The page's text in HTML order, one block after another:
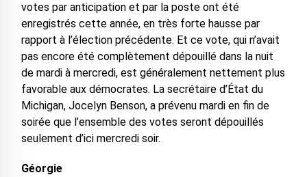
votes par anticipation et par la poste ont été
enregistrés cette année, en très forte hausse par
rapport à l’élection précédente. Et ce vote, qui n’avait
pas encore été complètement dépouillé dans la nuit
de mardi à mercredi, est généralement nettement plus
favorable aux démocrates. La secrétaire d’État du
Michigan, Jocelyn Benson, a prévenu mardi en fin de
soirée que l’ensemble des votes seront dépouillés
seulement d’ici mercredi soir.
Géorgie